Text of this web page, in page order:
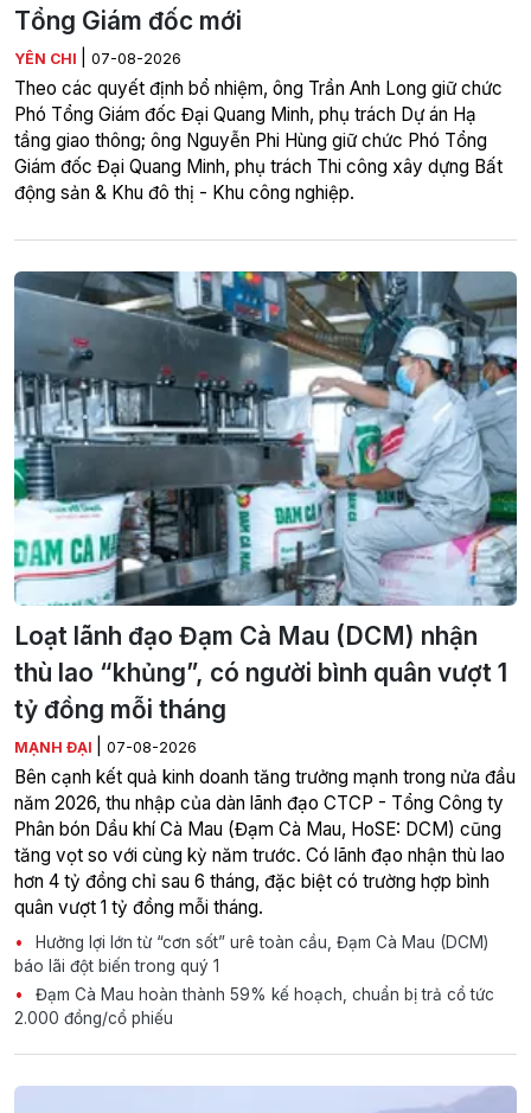
Tổng Giám đốc mới
YÊN CHI 07-08-2026
Theo các quyết định bổ nhiệm, ông Trần Anh Long giữ chức
Phó Tổng Giám đốc Đại Quang Minh, phụ trách Dự án Hạ
tầng giao thông; ông Nguyễn Phi Hùng giữ chức Phó Tổng
Giám đốc Đại Quang Minh, phụ trách Thi công xây dựng Bất
động sản & Khu đô thị - Khu công nghiệp.
Loạt lãnh đạo Đạm Cà Mau (DCM) nhận
thù lao “khủng”, có người bình quân vượt 1
tỷ đồng mỗi tháng
MẠNH ĐẠI 07-08-2026
Bên cạnh kết quả kinh doanh tăng trưởng mạnh trong nửa đầu
năm 2026, thu nhập của dàn lãnh đạo CTCP - Tổng Công ty
Phân bón Dầu khí Cà Mau (Đạm Cà Mau, HoSE: DCM) cũng
tăng vọt so với cùng kỳ năm trước. Có lãnh đạo nhận thù lao
hơn 4 tỷ đồng chỉ sau 6 tháng, đặc biệt có trường hợp bình
quân vượt 1 tỷ đồng mỗi tháng.
Hưởng lợi lớn từ “cơn sốt” urê toàn cầu, Đạm Cà Mau (DCM)
báo lãi đột biến trong quý 1
Đạm Cà Mau hoàn thành 59% kế hoạch, chuẩn bị trả cổ tức
2.000 đồng/cổ phiếu